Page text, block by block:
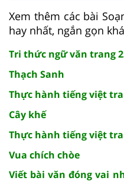
Xem thêm các bài
hay nhất, ngắn gọn
Tri thức ngữ văn trang
Thạch Sanh
Thực hành tiếng việt
Cây khế
Thực hành tiếng việt
Vua chích chòe
Viết bài văn đóng vai